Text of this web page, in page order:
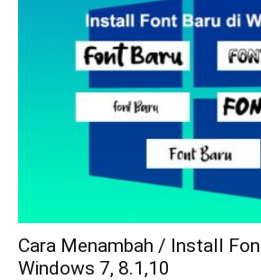
Cara Menambah / Install
Windows 7, 8.1,10